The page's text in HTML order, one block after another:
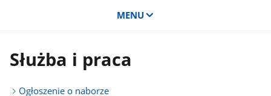
MENU
Służba i praca
Ogłoszenie o naborze